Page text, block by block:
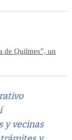
de Quilmes”, un
y vecinas